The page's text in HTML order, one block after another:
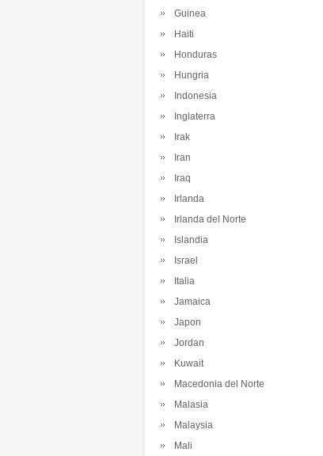
Guinea
Haiti
Honduras
Hungria
Indonesia
Inglaterra
Irak
Iran
Iraq
Irlanda
Irlanda del Norte
Islandia
Israel
Italia
Jamaica
Japon
Jordan
Kuwait
Macedonia del Norte
Malasia
Malaysia
Mali